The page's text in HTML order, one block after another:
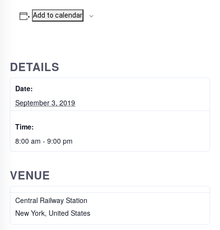
Add to calendar
DETAILS
Date:
September 3, 2019
Time:
8:00 am - 9:00 pm
VENUE
Central Railway Station
New York, United States